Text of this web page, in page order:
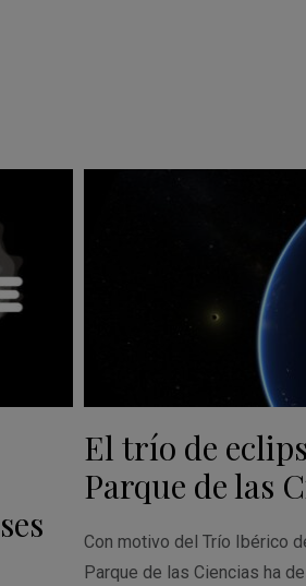
El trío de
Parque de las
Con motivo del Trío Ibérico
Parque de las Ciencias ha